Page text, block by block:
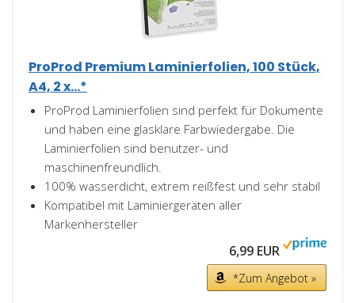
ProProd Premium Laminierfolien, 100 Stück,
A4, 2 x...*
ProProd Laminierfolien sind perfekt für Dokumente
und haben eine glasklare Farbwiedergabe. Die
Laminierfolien sind benutzer- und
maschinenfreundlich.
100% wasserdicht, extrem reißfest und sehr stabil
Kompatibel mit Laminiergeräten aller
Markenhersteller
6,99 EUR
*Zum Angebot »